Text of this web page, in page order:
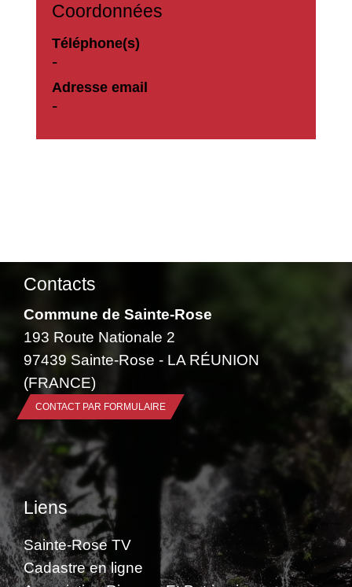
Coordonnées
Téléphone(s)
-
Adresse email
-
Contacts
Commune de Sainte-Rose
193 Route Nationale 2
97439 Sainte-Rose - LA RÉUNION
(FRANCE)
CONTACT PAR FORMULAIRE
Liens
Sainte-Rose TV
Cadastre en ligne